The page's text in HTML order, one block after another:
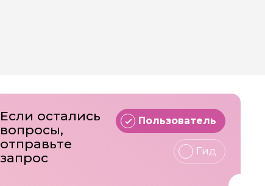
Если остались
вопросы,
отправьте
запрос
Пользователь
Гид